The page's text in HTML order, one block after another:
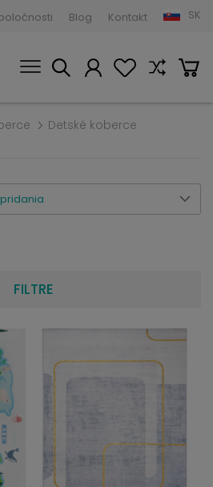
Blog Kontakt SK
Detské koberce
FILTRE